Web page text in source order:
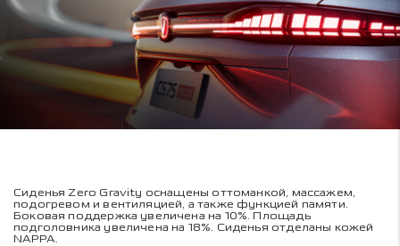
Сиденья Zero Gravity оснащены оттоманкой, массажем,
подогревом и вентиляцией, а также функцией памяти.
Боковая поддержка увеличена на 10%. Площадь
подголовника увеличена на 18%. Сиденья отделаны кожей
NAPPA.